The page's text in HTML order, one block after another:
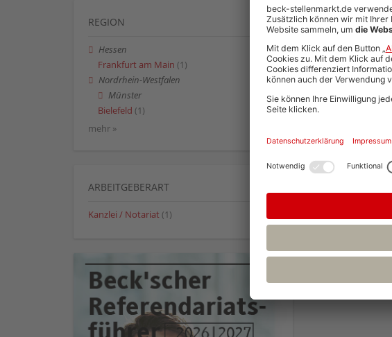
REGION
Hessen
Frankfurt am Main (1)
Nordrhein-Westfalen
Münster
Bielefeld (1)
mehr »
ARBEITGEBERART
Kanzlei / Notariat (1)